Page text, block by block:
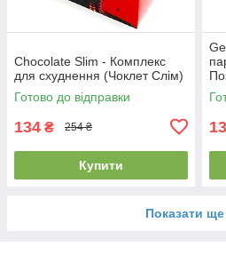
Chocolate Slim - Комплекс
для схуднення (Чоклет Слім)
Готово до відправки
134 ₴ 254 ₴
Купити
Показати ще